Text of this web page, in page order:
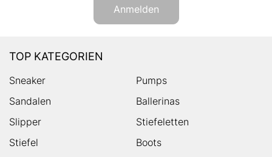
Anmelden
TOP KATEGORIEN
Sneaker
Pumps
Sandalen
Ballerinas
Slipper
Stiefeletten
Stiefel
Boots